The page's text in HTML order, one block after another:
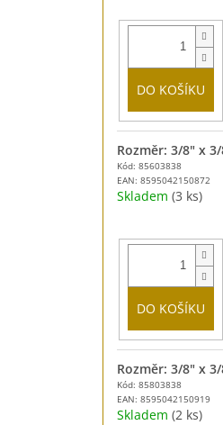
DO KOŠÍKU
Kód: 85603838
EAN: 8595042150872
Rozměr: 3/8" x
Skladem (3 ks)
DO KOŠÍKU
Kód: 85803838
EAN: 8595042150919
Rozměr: 3/8" x
Skladem (2 ks)